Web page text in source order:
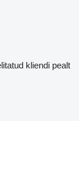
kliendi pealt